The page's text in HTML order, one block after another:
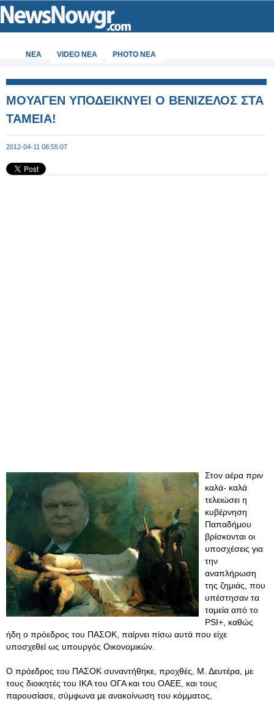
ΝΕΑ VIDEO NEA PHOTO NEA
MOYAΓΕΝ ΥΠΟΔΕΙΚΝΥΕΙ Ο ΒΕΝΙΖΕΛΟΣ ΣΤΑ
ΤΑΜΕΙΑ!
2012-04-11 08:55:07
Στον αέρα πριν
καλά- καλά
τελειώσει η
κυβέρνηση
Παπαδήμου
βρίσκονται οι
υποσχέσεις για
την
αναπλήρωση
της ζημιάς, που
υπέστησαν τα
ταμεία από το
PSI+, καθώς
ήδη ο πρόεδρος του ΠΑΣΟΚ, παίρνει πίσω αυτά που είχε
υποσχεθεί ως υπουργός Οικονομικών.
Ο πρόεδρος του ΠΑΣΟΚ συναντήθηκε, προχθές, Μ. Δευτέρα, με
τους διοικητές του ΙΚΑ του ΟΓΑ και του ΟΑΕΕ, και τους
παρουσίασε, σύμφωνα με ανακοίνωση του κόμματος,